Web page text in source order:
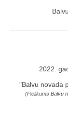
2022.
"Balvu novada
(Pielikums Balvu